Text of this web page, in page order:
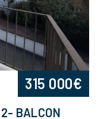
BALCON
315 000€